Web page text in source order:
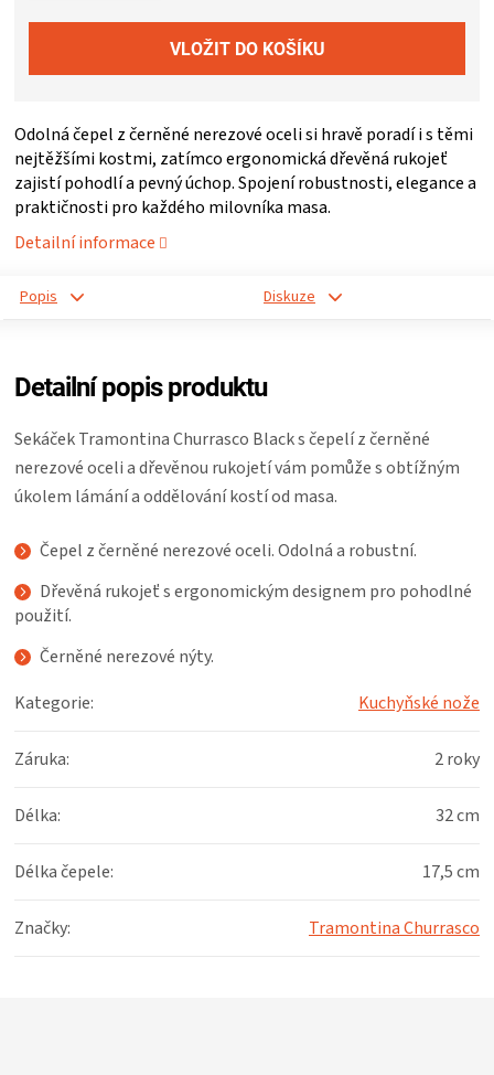
VENKOVNÍ
KUCHYNĚ
GRILOVÁNÍ
HAVAJSKÉ
KOŠILE
VÍNO
DÁRKOVÉ
PŘIHLÁŠENÍ
Odolná čepel z černěné nerezové oceli si hravě poradí i s těmi
nejtěžšími kostmi, zatímco ergonomická dřevěná rukojeť
zajistí pohodlí a pevný úchop. Spojení robustnosti, elegance a
praktičnosti pro každého milovníka masa.
Detailní informace
Popis Diskuze
Detailní popis produktu
Sekáček Tramontina Churrasco Black s čepelí z černěné
nerezové oceli a dřevěnou rukojetí vám pomůže s obtížným
úkolem lámání a oddělování kostí od masa.
Čepel z černěné nerezové oceli. Odolná a robustní.
Dřevěná rukojeť s ergonomickým designem pro pohodlné
použití.
Černěné nerezové nýty.
Kategorie: Kuchyňské nože
Záruka: 2 roky
Délka: 32 cm
Délka čepele: 17,5 cm
Značky: Tramontina Churrasco